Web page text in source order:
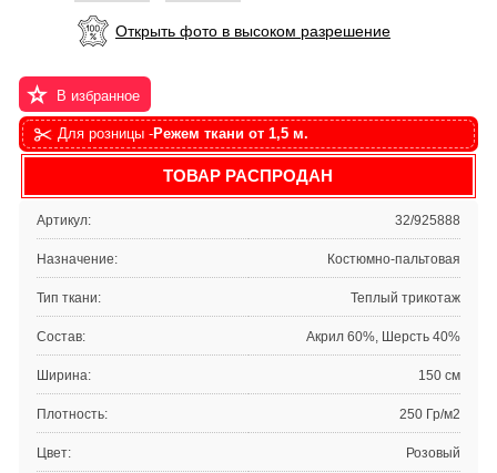
Открыть фото в высоком разрешение
В избранное
Для розницы -Режем ткани от 1,5 м.
ТОВАР РАСПРОДАН
Артикул: 32/925888
Назначение: Костюмно-пальтовая
Тип ткани: Теплый трикотаж
Состав: Акрил 60%, Шерсть 40%
Ширина: 150 см
Плотность: 250 Гр/м2
Цвет: Розовый